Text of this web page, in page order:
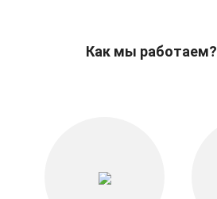
Как мы работаем?